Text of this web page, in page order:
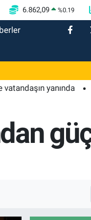
6.862,09 %0.19
yanında 14:45